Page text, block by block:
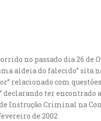
no passado dia 26 de
aldeia do falecido” sita
com questões
declarando ter
Instrução Criminal na
de 2002